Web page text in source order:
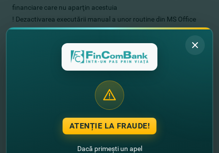
financiare care nu aparţin acestuia
! Dezactivarea executării manual a unor routine din MS Office
(macro-uri)
! Modificarea parolelor de access în cazul în care acestea sunt
În situatia in care suspectati ca terte parti au folosit in
mod fraudulos contul dumneavoastra, sau pentru
raportarea oricaror incidente privind securitatea
informatiilor sau Utilizaţi chat-ul pe site-ul nostru
ATENȚIE LA FRAUDE!
Dacă primești un apel